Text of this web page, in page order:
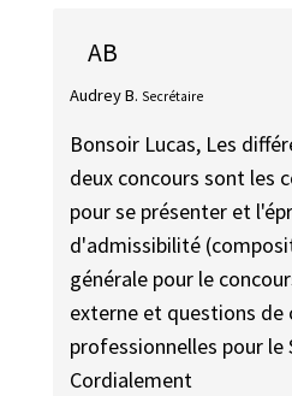
AB
Audrey B. Secrétaire
Bonsoir Lucas, Les
deux concours sont les
pour se présenter et
d'admissibilité
générale pour le
externe et questions de
professionnelles pour le
Cordialement